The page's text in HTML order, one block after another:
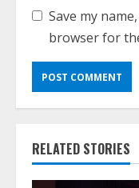
Save my
browser for
RELATED STORIES